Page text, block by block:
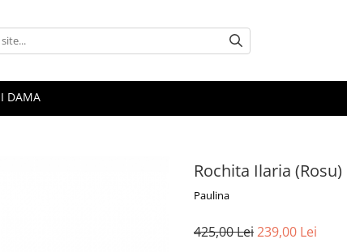
DAMA
Rochita Ilaria (Rosu)
Paulina
425,00 Lei239,00 Lei